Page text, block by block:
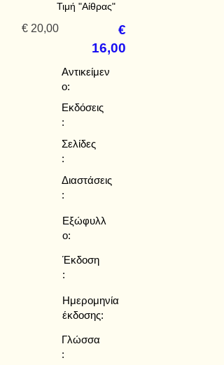
Τιμή "Αίθρας"
€ 20,00
€
16,00
Αντικείμεν
ο:
Εκδόσεις
:
Σελίδες
:
Διαστάσεις
:
Εξώφυλλ
ο:
Έκδοση
:
Ημερομηνία
έκδοσης:
Γλώσσα
: